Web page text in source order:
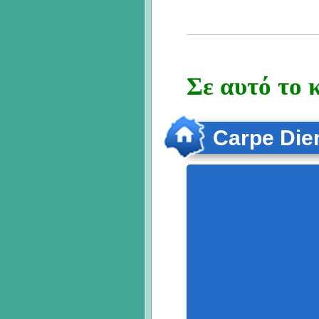
Σε αυτό το
Carpe